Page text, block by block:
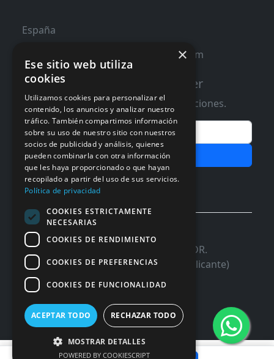
España
contacto@distribucioninformatica.com
Suscribete a nuestro Newsletter
Te informaremos de ofertas y promociones.
Email
Subscribir
Aceptar Politica dePrivacidad
© 2026 InforSystem Programacion y
Aplicaciones, S.L. CIF: B54337985 | C/DR.
Marañon, 17 Local 5 | 03680 - ASPE (Alicante)
×
Ese sitio web utiliza
cookies
Utilizamos cookies para personalizar el
contenido, los anuncios y analizar nuestro
tráfico. También compartimos información
sobre su uso de nuestro sitio con nuestros
socios de publicidad y análisis, quienes
pueden combinarla con otra información
que les haya proporcionado o que hayan
recopilado a partir del uso de sus servicios.
Política de privacidad
COOKIES ESTRICTAMENTE
NECESARIAS
COOKIES DE RENDIMIENTO
COOKIES DE PREFERENCIAS
COOKIES DE FUNCIONALIDAD
ACEPTAR TODO RECHAZAR TODO
MOSTRAR DETALLES
POWERED BY COOKIESCRIPT